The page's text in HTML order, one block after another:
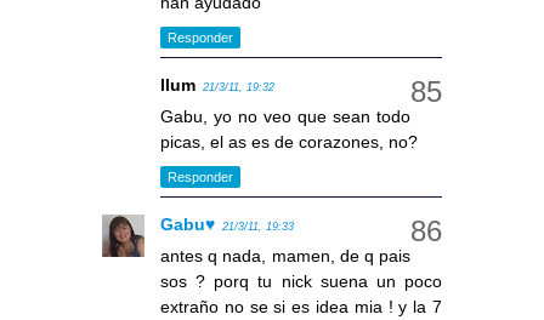
Responder
llum 21/3/11, 19:32
Gabu, yo no veo que sean todo
picas, el as es de corazones, no?
Responder
Gabu♥ 21/3/11, 19:33
antes q nada, mamen, de q pais
sos ? porq tu nick suena un poco
extraño no se si es idea mia ! y la 7